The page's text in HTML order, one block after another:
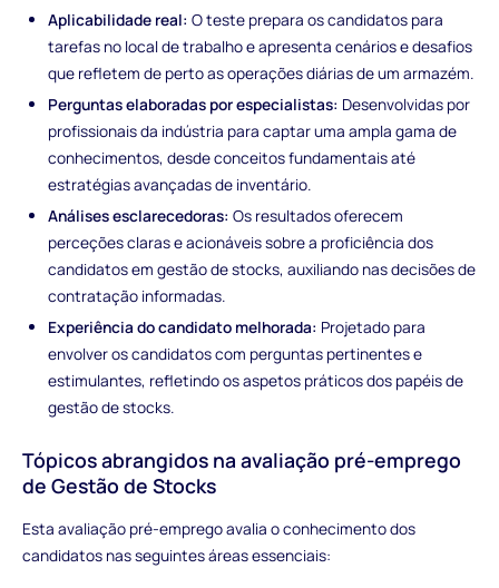
Aplicabilidade real: O teste prepara os candidatos para
tarefas no local de trabalho e apresenta cenários e desafios
que refletem de perto as operações diárias de um armazém.
Perguntas elaboradas por especialistas: Desenvolvidas por
profissionais da indústria para captar uma ampla gama de
conhecimentos, desde conceitos fundamentais até
estratégias avançadas de inventário.
Análises esclarecedoras: Os resultados oferecem
perceções claras e acionáveis sobre a proficiência dos
candidatos em gestão de stocks, auxiliando nas decisões de
contratação informadas.
Experiência do candidato melhorada: Projetado para
envolver os candidatos com perguntas pertinentes e
estimulantes, refletindo os aspetos práticos dos papéis de
gestão de stocks.
Tópicos abrangidos na avaliação pré-emprego
de Gestão de Stocks
Esta avaliação pré-emprego avalia o conhecimento dos
candidatos nas seguintes áreas essenciais: